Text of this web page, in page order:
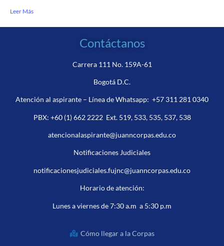
Leer Más
Contáctanos
Carrera 111 No. 159A-61
Bogotá D.C.
Atención al aspirante – Línea de Whatsapp: +57 311 281 0340
PBX: +60 (1) 662 2222Ext. 519, 533, 535, 537, 538
atencionalaspirante@juanncorpas.edu.co
Notificaciones Judiciales
notificacionesjudiciales.fujnc@juanncorpas.edu.co
Horario de atención:
Lunes a viernes de 7:30 a.m a 5:30 p.m
Cómo llegar a la Corpas